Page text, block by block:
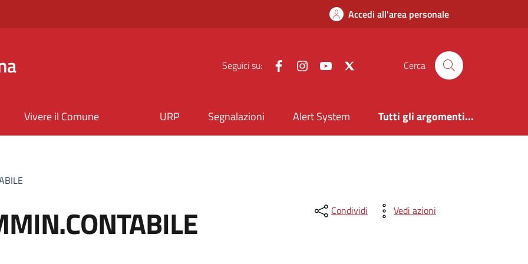
Accedi all'area personale
Seguici su: FacebookInstagramYouTube Cerca
Vivere il Comune URP Segnalazioni Alert System Tutti gli argomenti...
Condividi Vedi azioni